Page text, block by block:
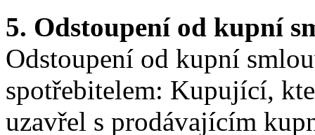
5. Odstoupení od kupní
Odstoupení od kupní
spotřebitelem: Kupující,
uzavřel s prodávajícím